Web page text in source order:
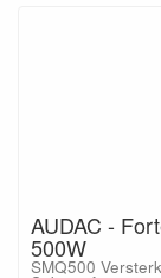
AUDAC -
500W
SMQ500